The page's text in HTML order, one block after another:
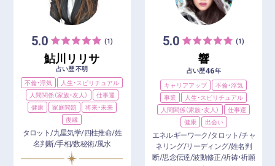
5.0 (1)
鮎川リリサ
占い歴 不明
不倫・浮気
人生・スピリチュアル
人間関係（家族・友人）
仕事運
健康
家庭問題
将来・未来
復縁
タロット/九星気学/四柱推命/姓
名判断/手相/数秘術/風水
5.0 (1)
響
占い歴46年
キャリアアップ
不倫・浮気
事業
人生・スピリチュアル
人間関係（家族・友人）
仕事運
健康
出会い
エネルギーワーク/タロット/チャ
ネリング/リーディング/姓名判
断/思念伝達/波動修正/祈祷・祈願